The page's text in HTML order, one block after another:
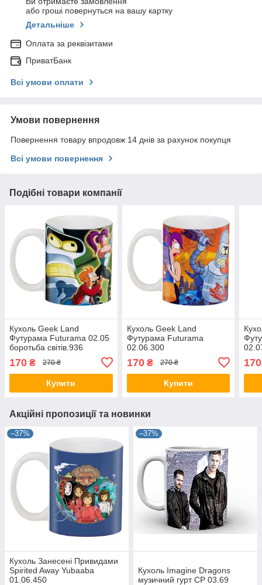
або гроші повернуться на вашу картку
Детальніше
Оплата за реквізитами
ПриватБанк
Всі умови оплати
Умови повернення
Повернення товару впродовж 14 днів за рахунок покупця
Всі умови повернення
Подібні товари компанії
Кухоль Geek Land
Футурама Futurama 02.05
боротьба світів.936
170 ₴ 270 ₴
Купити
Кухоль Geek Land
Футурама Futurama
02.06.300
170₴ 270 ₴
Купити
170
Акційні пропозиції та новинки
–37%
Кухоль Занесені Привидами
Spirited Away Yubaaba
01.06.450
–37%
Кухоль Imagine Dragons
музичний гурт CP 03.69